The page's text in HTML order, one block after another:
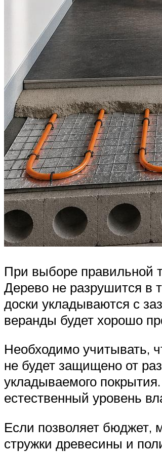
При выборе правильной
Дерево не разрушится в
доски укладываются с
веранды будет хорошо
Необходимо учитывать,
не будет защищено от
укладываемого
естественный уровень
Если позволяет бюджет,
стружки древесины и